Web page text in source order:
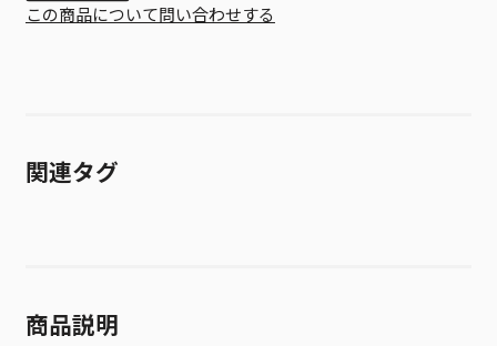
この商品について問い合わせする
関連タグ
商品説明